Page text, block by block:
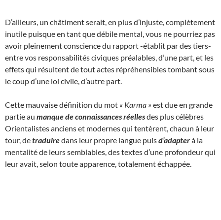
D’ailleurs, un châtiment serait, en plus d’injuste, complètement
inutile puisque en tant que débile mental, vous ne pourriez pas
avoir pleinement conscience du rapport -établit par des tiers-
entre vos responsabilités civiques préalables, d’une part, et les
effets qui résultent de tout actes répréhensibles tombant sous
le coup d’une loi civile, d’autre part.
Cette mauvaise définition du mot « Karma » est due en grande
partie au manque de connaissances réellesdes plus célèbres
Orientalistes anciens et modernes qui tentèrent, chacun à leur
tour, detraduiredans leur propre langue puisd’adapterà la
mentalité de leurs semblables, des textes d’une profondeur qui
leur avait, selon toute apparence, totalement échappée.